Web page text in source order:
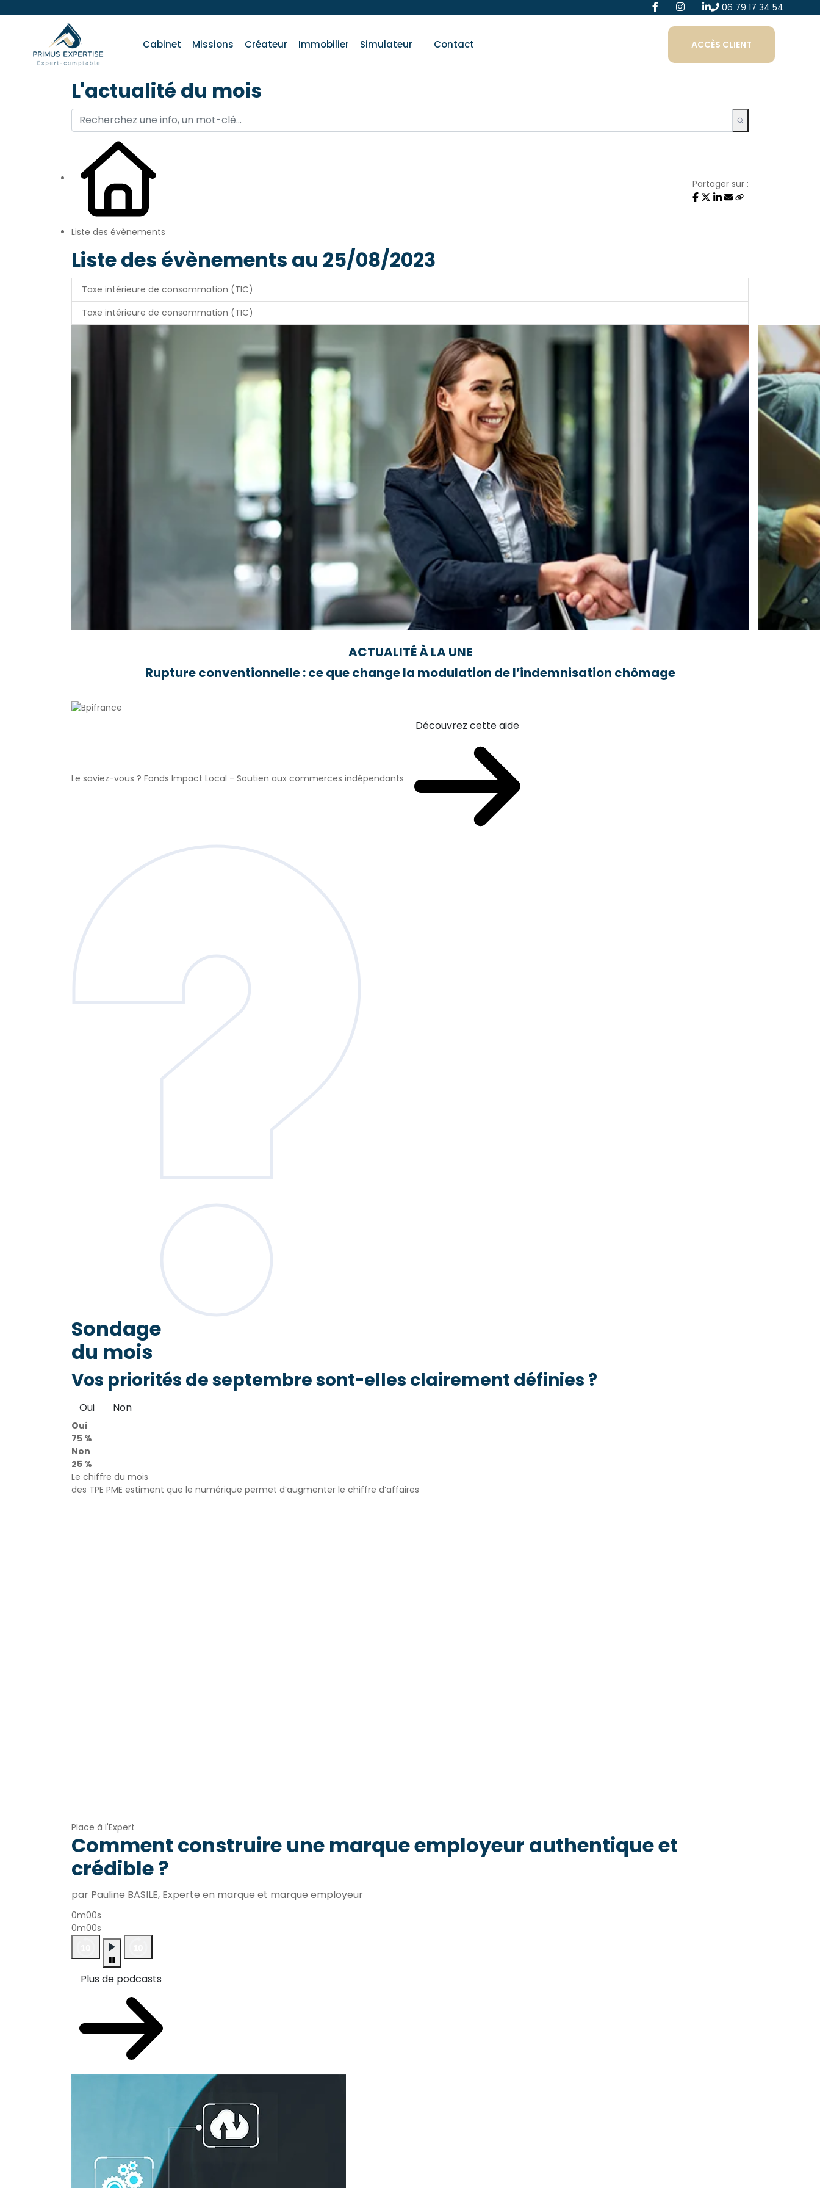
06 79 17 34 54
Cabinet Missions Créateur Immobilier Simulateur Contact ACCÈS CLIENT
L'actualité du mois
Liste des évènements
Partager sur :
Liste des évènements au 25/08/2023
Taxe intérieure de consommation (TIC)
Taxe intérieure de consommation (TIC)
ACTUALITÉ À LA UNE
Rupture conventionnelle : ce que change la modulation de l’indemnisation chômage
Le saviez-vous ? Fonds Impact Local - Soutien aux commerces indépendants
Découvrez cette aide
Sondage
du mois
Vos priorités de septembre sont-elles clairement définies ?
Oui Non
Oui
75 %
Non
25 %
Le chiffre du mois
des TPE PME estiment que le numérique permet d’augmenter le chiffre d’affaires
Place à l'Expert
Comment construire une marque employeur authentique et
crédible ?
par Pauline BASILE, Experte en marque et marque employeur
0m00s
0m00s
Plus de podcasts